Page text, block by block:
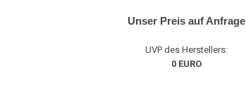
Unser Preis auf Anfrage
UVP des Herstellers:
0 EURO